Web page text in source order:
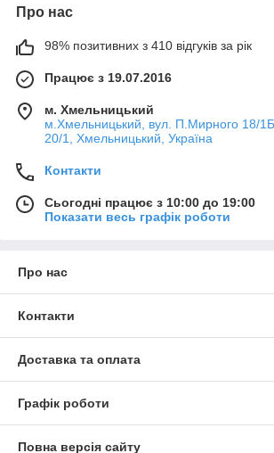
Про нас
98% позитивних з 410 відгуків за рік
Працює з 19.07.2016
м. Хмельницький
м.Хмельницький, вул. П.Мирного 18/
20/1, Хмельницький, Україна
Контакти
Сьогодні працює з 10:00 до 19:00
Показати весь графік роботи
Про нас
Контакти
Доставка та оплата
Графік роботи
Повна версія сайту